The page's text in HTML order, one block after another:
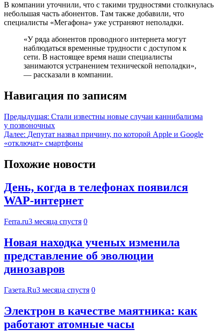
В компании уточнили, что с такими трудностями столкнулась
небольшая часть абонентов. Там также добавили, что
специалисты «Мегафона» уже устраняют неполадки.
«У ряда абонентов проводного интернета могут
наблюдаться временные трудности с доступом к
сети. В настоящее время наши специалисты
занимаются устранением технической неполадки»,
— рассказали в компании.
Навигация по записям
Предыдущая: Стали известны новые случаи каннибализма
у позвоночных
Далее: Депутат назвал причину, по которой Apple и Google
«отключат» смартфоны
Похожие новости
День, когда в телефонах появился
WAP-интернет
Ferra.ru3 месяца спустя 0
Новая находка ученых изменила
представление об эволюции
динозавров
Газета.Ru3 месяца спустя 0
Электрон в качестве маятника: как
работают атомные часы